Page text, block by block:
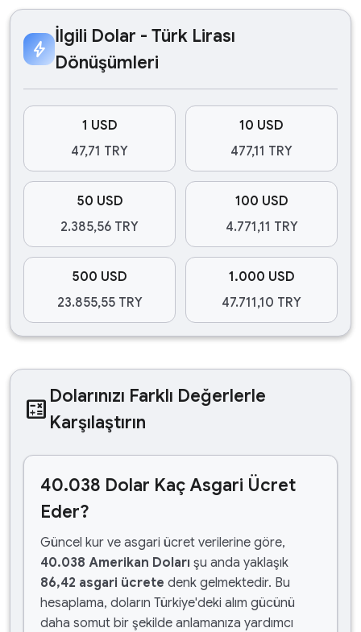
bolt
İlgili Dolar - Türk Lirası
Dönüşümleri
1 USD
47,71 TRY
10 USD
477,11 TRY
50 USD
2.385,56 TRY
100 USD
4.771,11 TRY
500 USD
23.855,55 TRY
1.000 USD
47.711,10 TRY
calculate Dolarınızı Farklı Değerlerle
Karşılaştırın
40.038 Dolar Kaç Asgari Ücret
Eder?
Güncel kur ve asgari ücret verilerine göre,
40.038 Amerikan Doları şu anda yaklaşık
86,42 asgari ücrete denk gelmektedir. Bu
hesaplama, doların Türkiye'deki alım gücünü
daha somut bir şekilde anlamanıza yardımcı